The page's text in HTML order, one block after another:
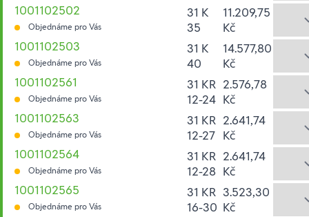
1001102502
Objednáme pro Vás
31 K
35
11.209,75
Kč
1001102503
Objednáme pro Vás
31 K
40
14.577,80
Kč
1001102561
Objednáme pro Vás
31 KR
12-24
2.576,78
Kč
1001102563
Objednáme pro Vás
31 KR
12-27
2.641,74
Kč
1001102564
Objednáme pro Vás
31 KR
12-28
2.641,74
Kč
1001102565
Objednáme pro Vás
31 KR
16-30
3.523,30
Kč